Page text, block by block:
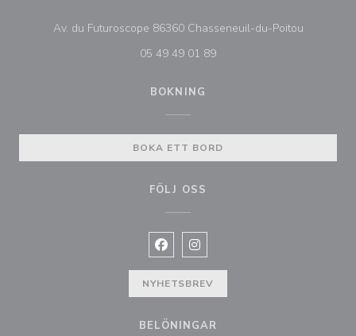
Av. du Futuroscope 86360 Chasseneuil-du-Poitou((öppnas i
05 49 49 01 89
BOKNING
BOKA ETT BORD
FÖLJ OSS
Facebook ((öppnas i ett nytt
Instagram ((öppnas i ett nytt
NYHETSBREV
BELÖNINGAR